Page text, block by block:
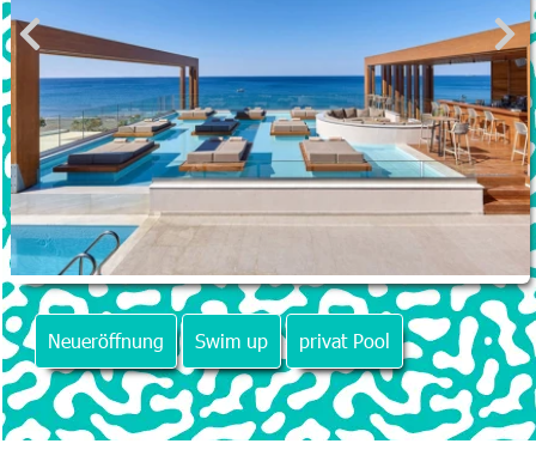
Neueröffnung Swim up privat Pool